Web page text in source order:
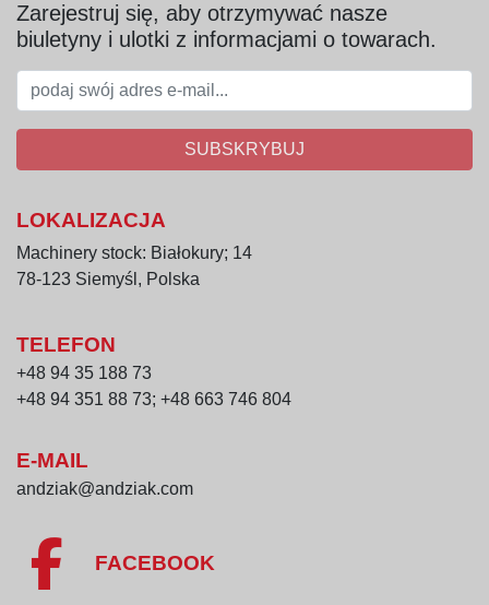
Zarejestruj się, aby otrzymywać nasze
biuletyny i ulotki z informacjami o towarach.
SUBSKRYBUJ
LOKALIZACJA
Machinery stock: Białokury; 14
78-123 Siemyśl, Polska
TELEFON
+48 94 35 188 73
+48 94 351 88 73; +48 663 746 804
E-MAIL
andziak@andziak.com
FACEBOOK